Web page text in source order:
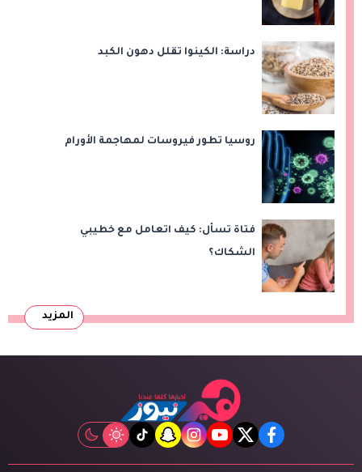
دراسة: الكينوا تقلل دهون الكبد
روسيا تطور فيروسات لمهاجمة الأورام
فتاة تسأل: كيف اتعامل مع خطيبي
الشكاك؟
المزيد
facebook
twitter
youtube
instagram
snapchat
tiktok